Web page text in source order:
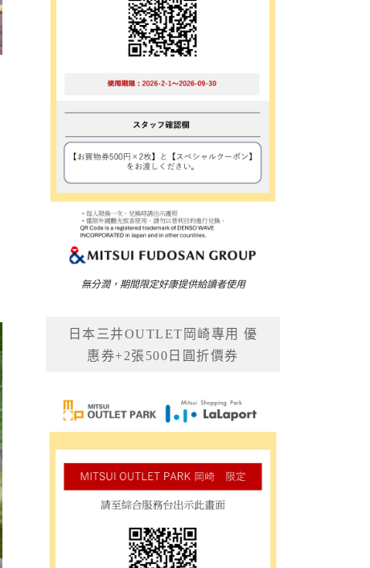
無分潤，期間限定好康提供給讀者使用
日本三井OUTLET岡崎專用 優
惠券+2張500日圓折價券